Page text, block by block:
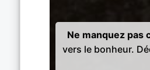
Ne manquez pas
vers le bonheur.